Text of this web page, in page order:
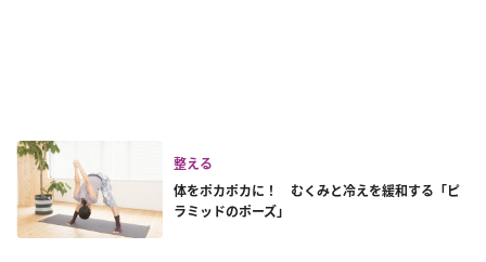
整える
体をポカポカに！ むくみと冷えを緩和する「ピ
ラミッドのポーズ」